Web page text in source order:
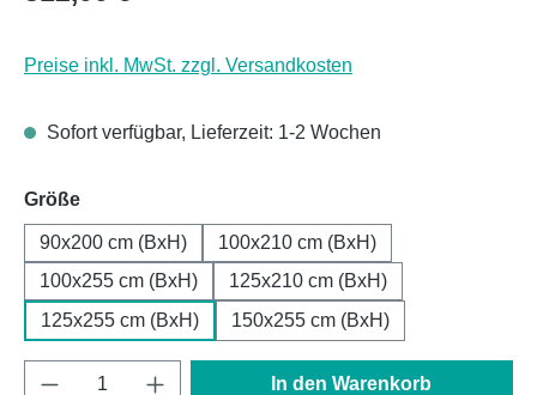
Preise inkl. MwSt. zzgl. Versandkosten
Sofort verfügbar, Lieferzeit: 1-2 Wochen
Größeauswählen
90x200 cm (BxH)
100x210 cm (BxH)
100x255 cm (BxH)
125x210 cm (BxH)
125x255 cm (BxH)
150x255 cm (BxH)
Produkt Anzahl: Gib den gewünschten
In den Warenkorb